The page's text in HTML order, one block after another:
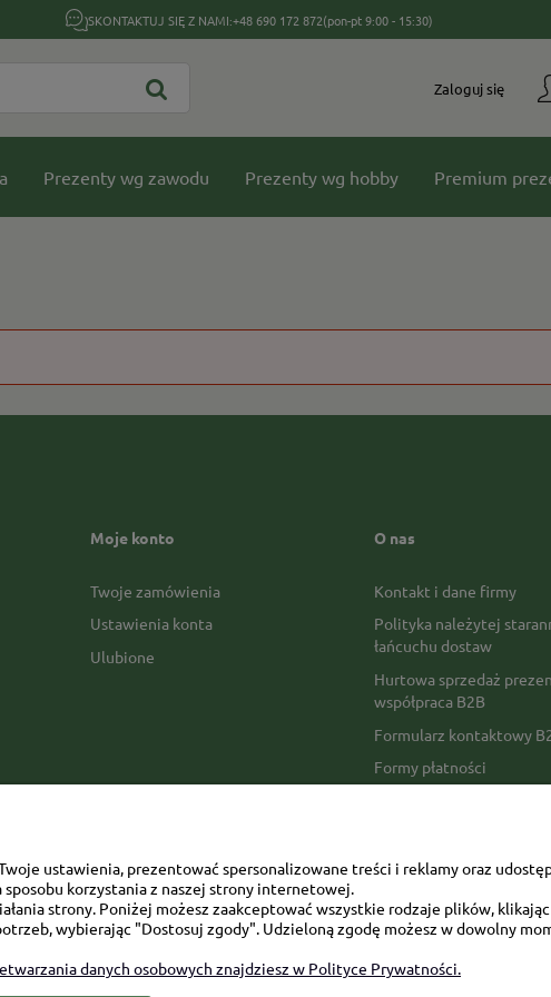
SKONTAKTUJ SIĘ Z NAMI:+48 690 172 872(pon-pt 9:00 - 15:30)
Zaloguj się
Prezenty wg zawodu Prezenty wg hobby Premium
Moje konto
Twoje zamówienia
Ustawienia konta
Ulubione
O nas
Kontakt i dane firmy
Polityka należytej
łańcuchu dostaw
Hurtowa sprzedaż
współpraca B2B
Formularz kontaktowy
Formy płatności
Opinie Trustmate
Mapa kategorii
ustawienia, prezentować spersonalizowane treści i reklamy oraz
korzystania z naszej strony internetowej.
strony. Poniżej możesz zaakceptować wszystkie rodzaje plików,
wybierając "Dostosuj zgody". Udzieloną zgodę możesz w dowolny
danych osobowych znajdziesz w Polityce Prywatności.